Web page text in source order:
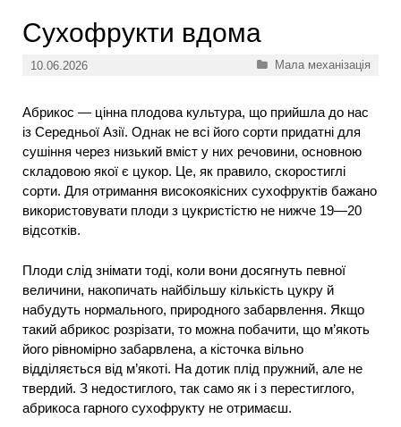
Сухофрукти вдома
10.06.2026 Категорії
Мала механізація
Абрикос — цінна плодова культура, що прийшла до нас
із Середньої Азії. Однак не всі його сорти придатні для
сушіння через низький вміст у них речовини, основною
складовою якої є цукор. Це, як правило, скоростиглі
сорти. Для отримання високоякісних сухофруктів бажано
використовувати плоди з цукристістю не нижче 19—20
відсотків.
Плоди слід знімати тоді, коли вони досягнуть певної
величини, накопичать найбільшу кількість цукру й
набудуть нормального, природного забарвлення. Якщо
такий абрикос розрізати, то можна побачити, що м’якоть
його рівномірно забарвлена, а кісточка вільно
відділяється від м’якоті. На дотик плід пружний, але не
твердий. З недостиглого, так само як і з перестиглого,
абрикоса гарного сухофрукту не отримаєш.